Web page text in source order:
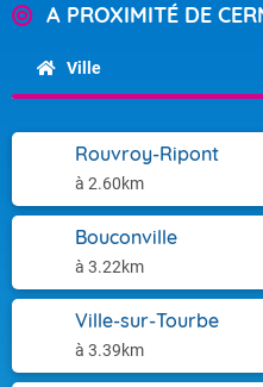
A PROXIMITÉ DE
Ville
Rouvroy-Ripont
à 2.60km
Bouconville
à 3.22km
Ville-sur-Tourbe
à 3.39km